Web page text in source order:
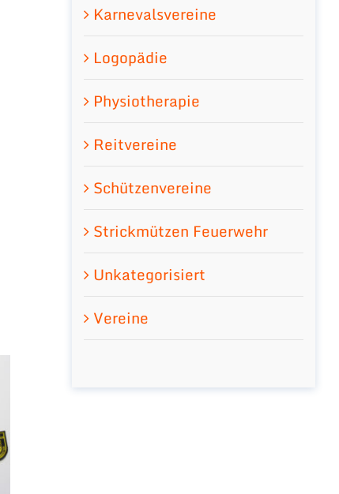
Karnevalsvereine
Logopädie
Physiotherapie
Reitvereine
Schützenvereine
Strickmützen Feuerwehr
Unkategorisiert
Vereine